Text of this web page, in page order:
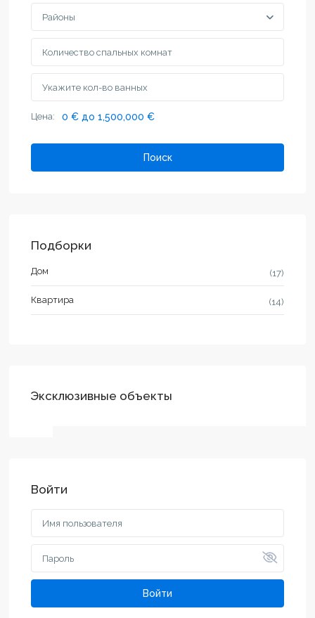
Районы
Цена: 0 € до 1,500,000 €
Поиск
Подборки
Дом (17)
Квартира (14)
Эксклюзивные объекты
Войти
Войти